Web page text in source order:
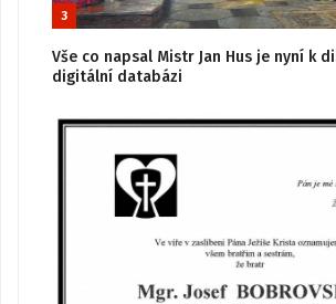
3
Vše co napsal Mistr Jan Hus je nyní k
digitální databázi